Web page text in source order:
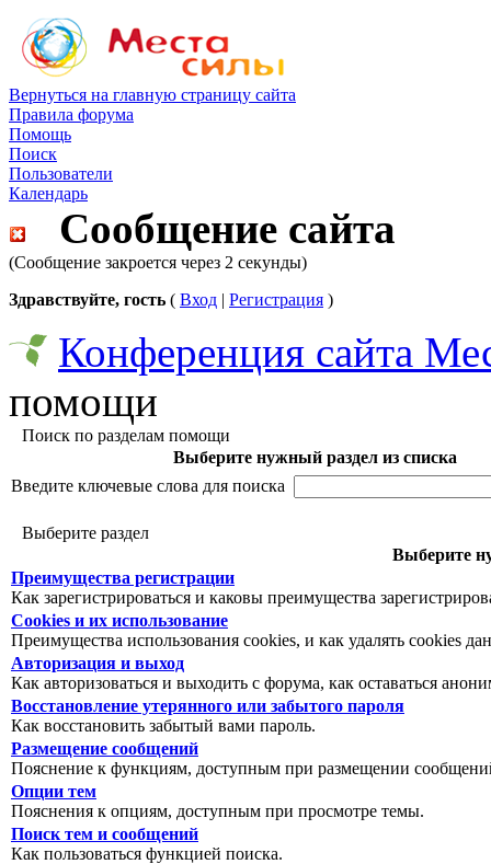
Вернуться на главную страницу сайта
Правила форума
Помощь
Поиск
Пользователи
Календарь
Сообщение сайта
(Сообщение закроется через 2 секунды)
Здравствуйте, гость ( Вход | Регистрация )
Конференция сайта
помощи
Поиск по разделам помощи
Выберите нужный раздел из списка
Введите ключевые слова для поиска
Выберите раздел
Выберите
Преимущества регистрации
Как зарегистрироваться и каковы преимущества
Cookies и их использование
Преимущества использования cookies, и как удалять cookies
Авторизация и выход
Как авторизоваться и выходить с форума, как оставаться
Восстановление утерянного или забытого пароля
Как восстановить забытый вами пароль.
Размещение сообщений
Пояснение к функциям, доступным при размещении
Опции тем
Пояснения к опциям, доступным при просмотре темы.
Поиск тем и сообщений
Как пользоваться функцией поиска.